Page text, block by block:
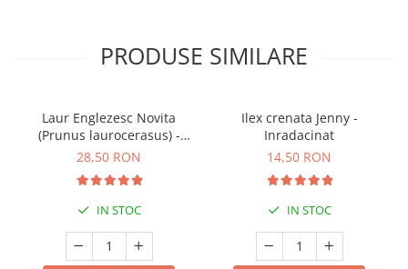
PRODUSE SIMILARE
Laur Englezesc Novita
(Prunus laurocerasus) -
40cm (P9)
28,50 RON
IN STOC
Ilex crenata Jenny -
Inradacinat
14,50 RON
IN STOC